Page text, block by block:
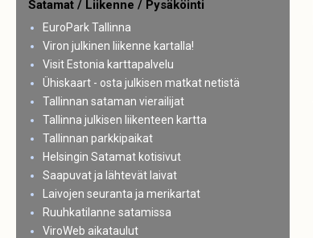
Satamat / Liikenne / Pysäköinti
EuroPark Tallinna
Viron julkinen liikenne kartalla!
Visit Estonia karttapalvelu
Ühiskaart - osta julkisen matkat netistä
Tallinnan sataman vierailijat
Tallinna julkisen liikenteen kartta
Tallinnan parkkipaikat
Helsingin Satamat kotisivut
Saapuvat ja lähtevät laivat
Laivojen seuranta ja merikartat
Ruuhkatilanne satamissa
ViroWeb aikataulut